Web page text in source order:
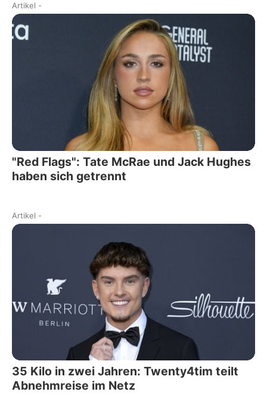
Artikel -
"Red Flags": Tate McRae und Jack Hughes
haben sich getrennt
Artikel -
35 Kilo in zwei Jahren: Twenty4tim teilt
Abnehmreise im Netz